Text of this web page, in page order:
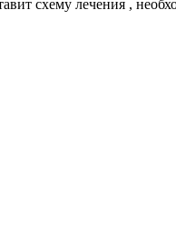
схему лечения ,